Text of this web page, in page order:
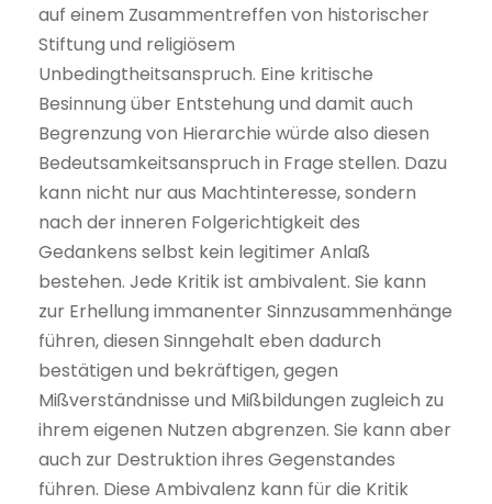
auf einem Zusammentreffen von historischer
Stiftung und religiösem
Unbedingtheitsanspruch. Eine kritische
Besinnung über Entstehung und damit auch
Begrenzung von Hierarchie würde also diesen
Bedeutsamkeitsanspruch in Frage stellen. Dazu
kann nicht nur aus Machtinteresse, sondern
nach der inneren Folgerichtigkeit des
Gedankens selbst kein legitimer Anlaß
bestehen. Jede Kritik ist ambivalent. Sie kann
zur Erhellung immanenter Sinnzusammenhänge
führen, diesen Sinngehalt eben dadurch
bestätigen und bekräftigen, gegen
Mißverständnisse und Mißbildungen zugleich zu
ihrem eigenen Nutzen abgrenzen. Sie kann aber
auch zur Destruktion ihres Gegenstandes
führen. Diese Ambivalenz kann für die Kritik